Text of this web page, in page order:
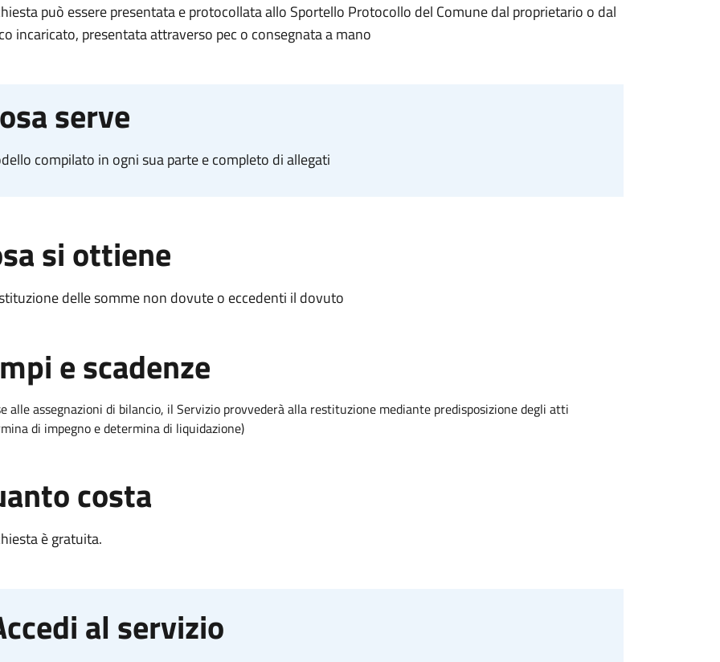
può essere presentata e protocollata allo Sportello Protocollo del Comune dal proprietario o dal
incaricato, presentata attraverso pec o consegnata a mano
serve
compilato in ogni sua parte e completo di allegati
si ottiene
delle somme non dovute o eccedenti il dovuto
e scadenze
alle assegnazioni di bilancio, il Servizio provvederà alla restituzione mediante predisposizione degli atti
di impegno e determina di liquidazione)
costa
è gratuita.
al servizio